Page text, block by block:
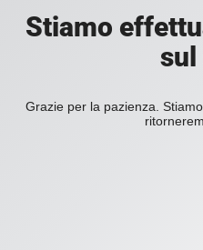
Stiamo
sul
Grazie per la pazienza.